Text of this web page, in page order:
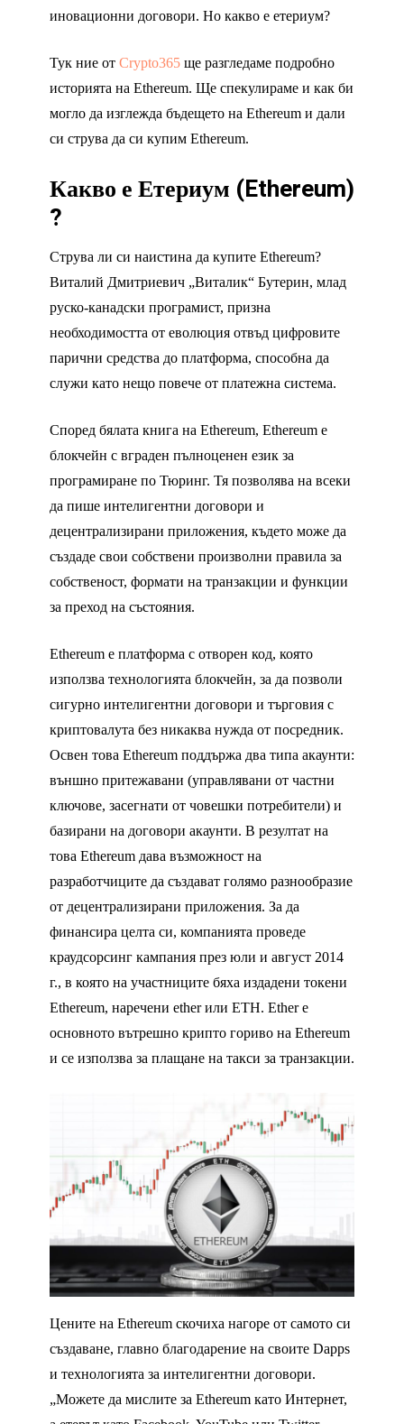
иновационни договори. Но какво е етериум?
Тук ние от Crypto365 ще разгледаме подробно
историята на Ethereum. Ще спекулираме и как би
могло да изглежда бъдещето на Ethereum и дали
си струва да си купим Ethereum.
Какво е Етериум (Ethereum)
?
Струва ли си наистина да купите Ethereum?
Виталий Дмитриевич „Виталик“ Бутерин, млад
руско-канадски програмист, призна
необходимостта от еволюция отвъд цифровите
парични средства до платформа, способна да
служи като нещо повече от платежна система.
Според бялата книга на Ethereum, Ethereum е
блокчейн с вграден пълноценен език за
програмиране по Тюринг. Тя позволява на всеки
да пише интелигентни договори и
децентрализирани приложения, където може да
създаде свои собствени произволни правила за
собственост, формати на транзакции и функции
за преход на състояния.
Ethereum е платформа с отворен код, която
използва технологията блокчейн, за да позволи
сигурно интелигентни договори и търговия с
криптовалута без никаква нужда от посредник.
Освен това Ethereum поддържа два типа акаунти:
външно притежавани (управлявани от частни
ключове, засегнати от човешки потребители) и
базирани на договори акаунти. В резултат на
това Ethereum дава възможност на
разработчиците да създават голямо разнообразие
от децентрализирани приложения. За да
финансира целта си, компанията проведе
краудсорсинг кампания през юли и август 2014
г., в която на участниците бяха издадени токени
Ethereum, наречени ether или ETH. Ether е
основното вътрешно крипто гориво на Ethereum
и се използва за плащане на такси за транзакции.
Цените на Ethereum скочиха нагоре от самото си
създаване, главно благодарение на своите Dapps
и технологията за интелигентни договори.
„Можете да мислите за Ethereum като Интернет,